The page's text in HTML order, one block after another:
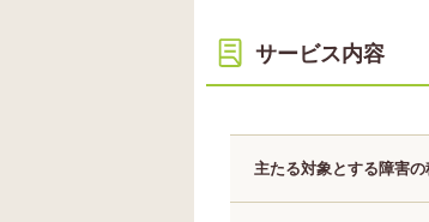
サービス内容
主たる対象とする障害